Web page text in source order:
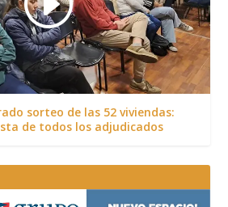
sorteo de las 52 viviendas:
de todos los adjudicados